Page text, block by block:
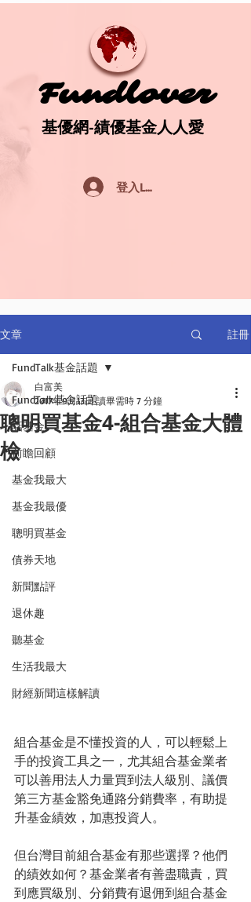
Fundlover
Fundlover
基優網-績優基金人人愛
基優網-績優基金人人愛
登入Log In
文章 註冊
FundTalk基金話題
話基金
前瞻回顧
基金我最大
基金我最優
聰明買基金
債券天地
新聞點評
退休趣
聽基金
生活我最大
財經新聞這樣解讀
FundTalk基金話題
聰明買基金4-組合基金大體
檢
白富美
2017年9月13日 讀畢需時 7 分鐘
組合基金是不懂投資的人，可以輕鬆上
手的投資工具之一，尤其組合基金業者
可以善用法人力量買到法人級別、議價
第三方基金豁免通路分銷費率，有助提
升基金績效，加惠投資人。
但台灣目前組合基金有那些選擇？他們
的績效如何？基金業者有善盡職責，買
到應買級別、分銷費有退佣到組合基金